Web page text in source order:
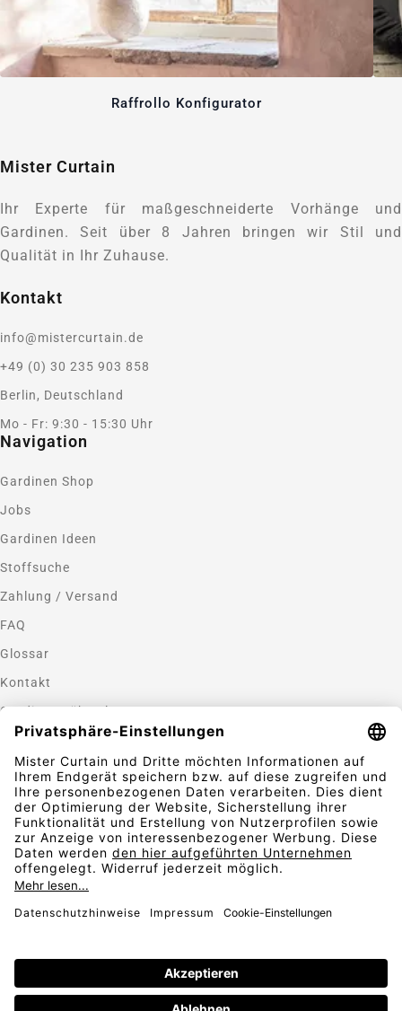
Raffrollo Konfigurator
Mister Curtain
Ihr Experte für maßgeschneiderte Vorhänge und
Gardinen. Seit über 8 Jahren bringen wir Stil und
Qualität in Ihr Zuhause.
Kontakt
info@mistercurtain.de
+49 (0) 30 235 903 858
Berlin, Deutschland
Mo - Fr: 9:30 - 15:30 Uhr
Navigation
Gardinen Shop
Jobs
Gardinen Ideen
Stoffsuche
Zahlung / Versand
FAQ
Glossar
Kontakt
Gardinen nähen lassen
Zahlungsmethoden
Sicherheit